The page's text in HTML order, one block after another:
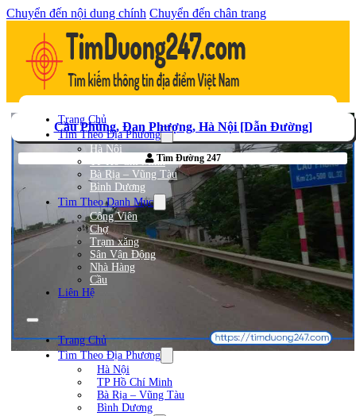
Chuyển đến nội dung chính Chuyển đến chân trang
Trang Chủ
Tìm Theo Địa Phương
Hà Nội
TP Hồ Chí Minh
Bà Rịa – Vũng Tàu
Bình Dương
Tìm Theo Danh Mục
Công Viên
Chợ
Trạm xăng
Sân Vận Động
Nhà Hàng
Cầu
Liên Hệ
Trang Chủ
Tìm Theo Địa Phương
Hà Nội
TP Hồ Chí Minh
Bà Rịa – Vũng Tàu
Bình Dương
Cầu Phùng, Đan Phượng, Hà Nội [Dẫn Đường]
Tìm Đường 247